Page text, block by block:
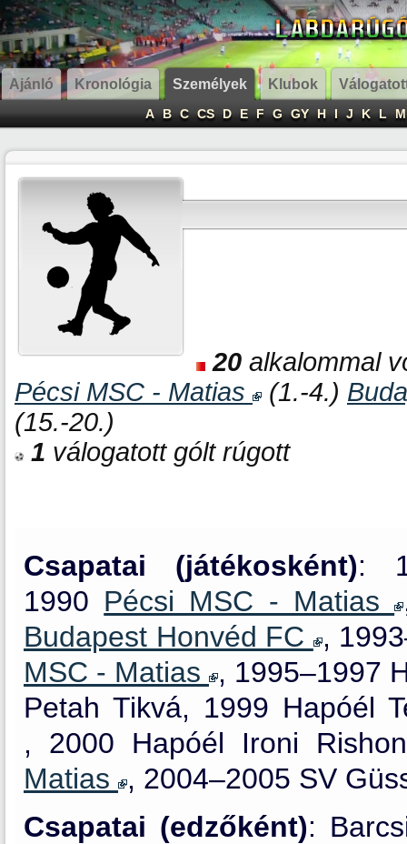
Ajánló Kronológia Személyek Klubok
A B C CS D E F G GY H I J K L M
20 alkalommal
Pécsi MSC - Matias
(1.-4.)
(15.-20.)
1 válogatott gólt rúgott
Csapatai (játékosként):
1990 Pécsi MSC - Matias
Budapest Honvéd FC ,
MSC - Matias
, 1995–1997
Petah Tikvá, 1999 Hapóél
, 2000 Hapóél Ironi
Matias
, 2004–2005 SV
Csapatai (edzőként):